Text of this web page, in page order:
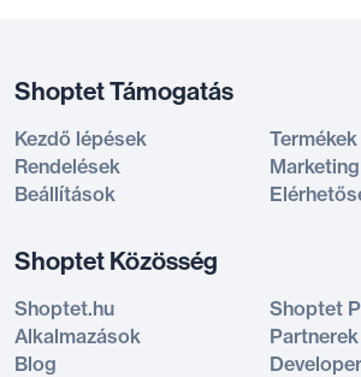
Shoptet Támogatás
Kezdő lépések
Termékek
Rendelések
Marketing
Beállítások
Shoptet Közösség
Shoptet.hu
Shoptet
Alkalmazások
Partnerek
Blog